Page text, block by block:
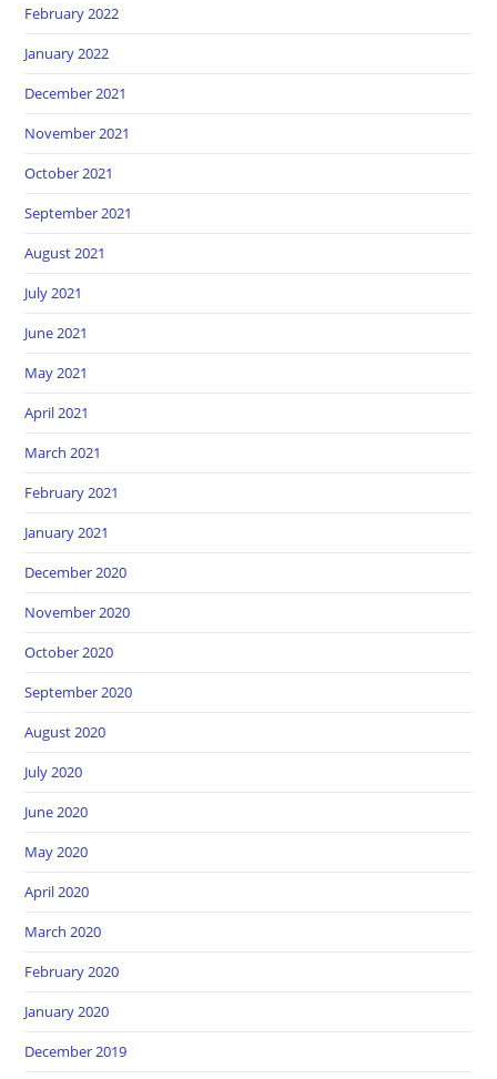
February 2022
January 2022
December 2021
November 2021
October 2021
September 2021
August 2021
July 2021
June 2021
May 2021
April 2021
March 2021
February 2021
January 2021
December 2020
November 2020
October 2020
September 2020
August 2020
July 2020
June 2020
May 2020
April 2020
March 2020
February 2020
January 2020
December 2019